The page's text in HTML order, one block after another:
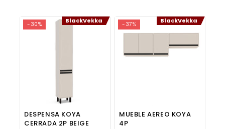
-30% BlackVekka
DESPENSA KOYA
CERRADA 2P BEIGE
-37% BlackVekka
MUEBLE AEREO KOYA
4P